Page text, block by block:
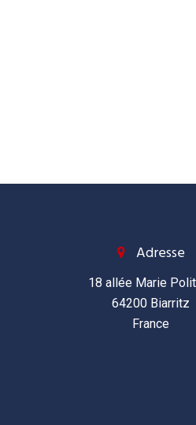
Adresse
18 allée Marie
64200 Biarritz
France